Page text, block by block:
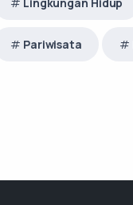
Pariwisata